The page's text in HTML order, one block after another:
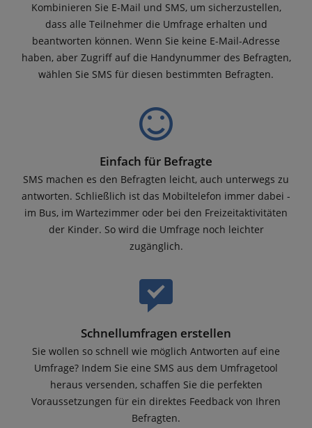
Kombinieren Sie E-Mail und SMS, um sicherzustellen,
dass alle Teilnehmer die Umfrage erhalten und
beantworten können. Wenn Sie keine E-Mail-Adresse
haben, aber Zugriff auf die Handynummer des Befragten,
wählen Sie SMS für diesen bestimmten Befragten.
Einfach für Befragte
SMS machen es den Befragten leicht, auch unterwegs zu
antworten. Schließlich ist das Mobiltelefon immer dabei -
im Bus, im Wartezimmer oder bei den Freizeitaktivitäten
der Kinder. So wird die Umfrage noch leichter
zugänglich.
Schnellumfragen erstellen
Sie wollen so schnell wie möglich Antworten auf eine
Umfrage? Indem Sie eine SMS aus dem Umfragetool
heraus versenden, schaffen Sie die perfekten
Voraussetzungen für ein direktes Feedback von Ihren
Befragten.